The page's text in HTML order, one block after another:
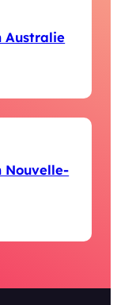
Australie
Nouvelle-